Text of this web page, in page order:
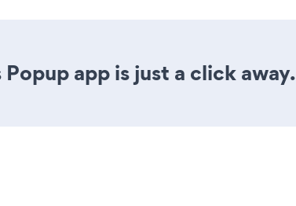
app is just a click away.